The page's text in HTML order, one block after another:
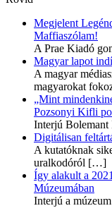
Megjelent
Maffiaszólam!
A Prae Kiadó
Magyar lapot
A magyar
magyarokat
„Mint
Pozsonyi Kifli
Interjú Bolemant
Digitálisan
A kutatóknak
uralkodóról […]
Így alakult a
Múzeumában
Interjú a